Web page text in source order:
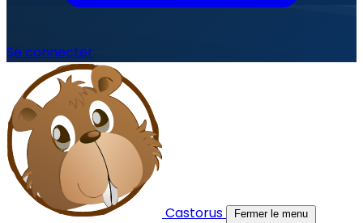
Se connecter
Castorus Fermer le menu